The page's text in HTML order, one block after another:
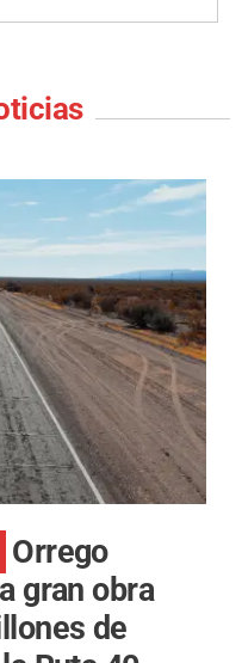
Orrego
gran obra
de